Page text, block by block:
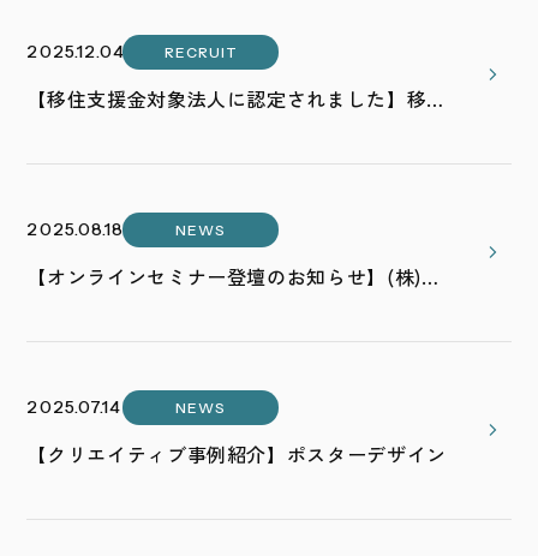
2025.12.04 RECRUIT
【移住支援金対象法人に認定されました】移住
2025.08.18 NEWS
【オンラインセミナー登壇のお知らせ】(株)サ
2025.07.14 NEWS
【クリエイティブ事例紹介】ポスターデザイン